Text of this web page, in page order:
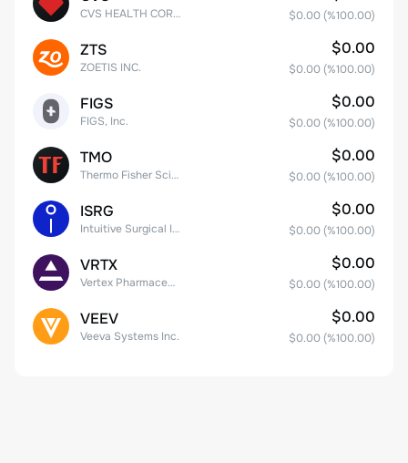
CVS HEALTH CORPORATION $0.00 (%100.00)
ZTS
ZOETIS INC.
$0.00
$0.00 (%100.00)
FIGS
FIGS, Inc.
$0.00
$0.00 (%100.00)
TMO
Thermo Fisher Scientific, Inc.
$0.00
$0.00 (%100.00)
ISRG
Intuitive Surgical Inc.
$0.00
$0.00 (%100.00)
VRTX
Vertex Pharmaceuticals Inc
$0.00
$0.00 (%100.00)
VEEV
Veeva Systems Inc.
$0.00
$0.00 (%100.00)